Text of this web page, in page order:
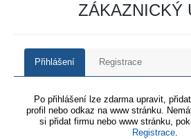
ZÁKAZNICKÝ
Přihlášení Registrace
Po přihlášení lze zdarma upravit,
profil nebo odkaz na www stránku.
si přidat firmu nebo www stránku,
Registrace.